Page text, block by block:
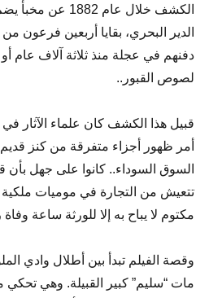
الكشف خلال عام
الدير البحري، بقايا أربعين فرعون
دفنهم في عجلة منذ ثلاثة آلاف عام
لصوص القبور..
قبيل هذا الكشف كان علماء الآثار
أمر ظهور أجزاء متفرقة من كنز
السوق السوداء.. كانوا على جهل بأن
تتعيش من التجارة في موميات ملكية
مكتوم لا يباح به إلا للورثة ساعة
وقصة الفيلم تبدأ بين أطلال وادي
مات “سليم” كبير القبيلة. وهي